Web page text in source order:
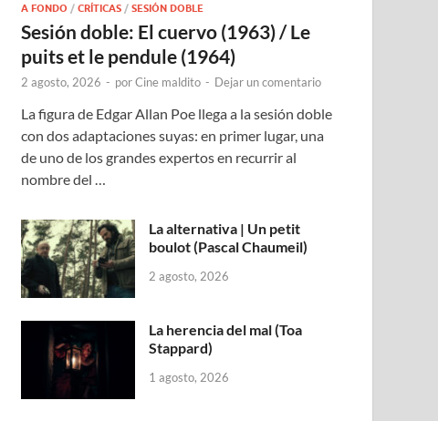
A FONDO /CRÍTICAS /SESIÓN DOBLE
Sesión doble: El cuervo (1963) / Le
puits et le pendule (1964)
2 agosto, 2026 - porCine maldito - Dejar un comentario
La figura de Edgar Allan Poe llega a la sesión doble
con dos adaptaciones suyas: en primer lugar, una
de uno de los grandes expertos en recurrir al
nombre del …
La alternativa | Un petit
boulot (Pascal Chaumeil)
2 agosto, 2026
La herencia del mal (Toa
Stappard)
1 agosto, 2026